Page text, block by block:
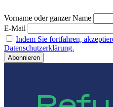
Vorname oder ganzer Name
E-Mail
Indem Sie fortfahren,
Datenschutzerklärung.